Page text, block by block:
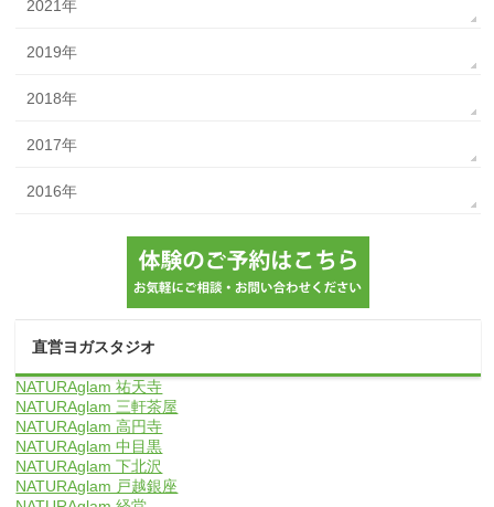
2021年
2019年
2018年
2017年
2016年
直営ヨガスタジオ
NATURAglam 祐天寺
NATURAglam 三軒茶屋
NATURAglam 高円寺
NATURAglam 中目黒
NATURAglam 下北沢
NATURAglam 戸越銀座